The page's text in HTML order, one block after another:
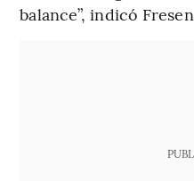
balance”, indicó